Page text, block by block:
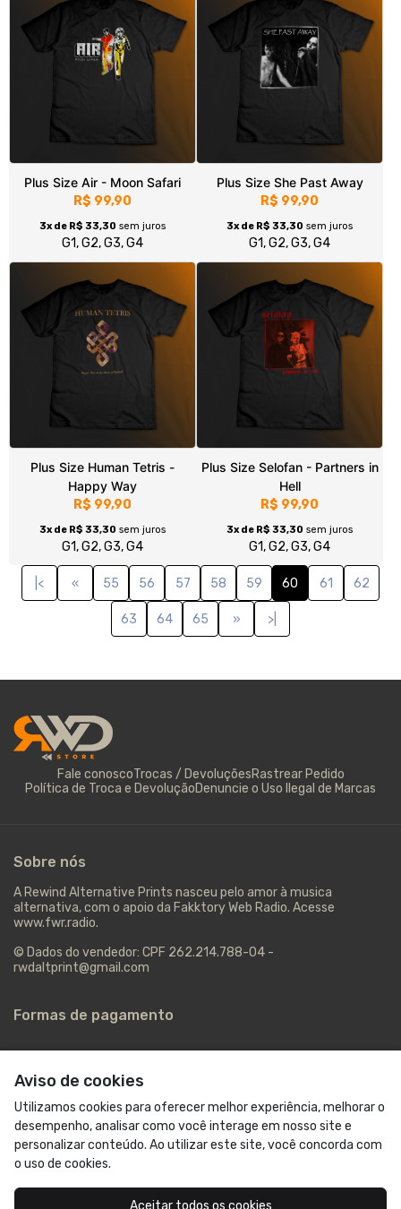
Plus Size Human Tetris -
Happy Way
3x de R$ 33,30 sem juros
G1, G2, G3, G4
Plus Size Selofan - Partners in
Hell
3x de R$ 33,30 sem juros
G1, G2, G3, G4
|< « 55 56 57 58 59 60 61 62
Aviso de cookies
Utilizamos cookies para oferecer melhor experiência, melhorar o
desempenho, analisar como você interage em nosso site e
personalizar conteúdo. Ao utilizar este site, você concorda com
o uso de cookies.
Aceitar todos os cookies
Fale conosco
Rastrear Pedido
Sobre nós
A Rewind Alternative Prints nasceu pelo amor à musica
alternativa, com o apoio da Fakktory Web Radio. Acesse
www.fwr.radio.
© Dados do vendedor: CPF 262.214.788-04 -
rwdaltprint@gmail.com
Formas de pagamento